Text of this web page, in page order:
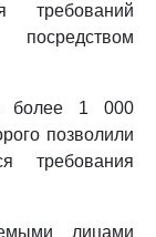
требований
более 1 000
позволили
требования
лицами